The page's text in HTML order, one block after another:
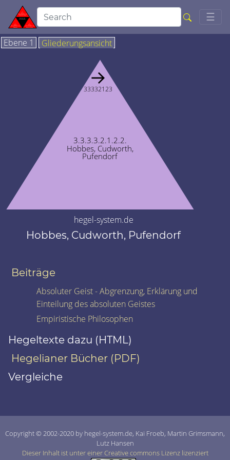
☰
Ebene 1 Gliederungsansicht
3.3.3.3.2.1.2.2.
Hobbes, Cudworth,
Pufendorf
→
33332123
hegel-system.de
Hobbes, Cudworth, Pufendorf
Beiträge
Absoluter Geist - Abgrenzung, Erklärung und
Einteilung des absoluten Geistes
Empiristische Philosophen
Hegeltexte dazu (HTML)
Hegelianer Bücher (PDF)
Vergleiche
Copyright © 2002-2020 by hegel-system.de, Kai Froeb, Martin Grimsmann,
Lutz Hansen
Dieser Inhalt ist unter einer Creative commons Lizenz lizenziert